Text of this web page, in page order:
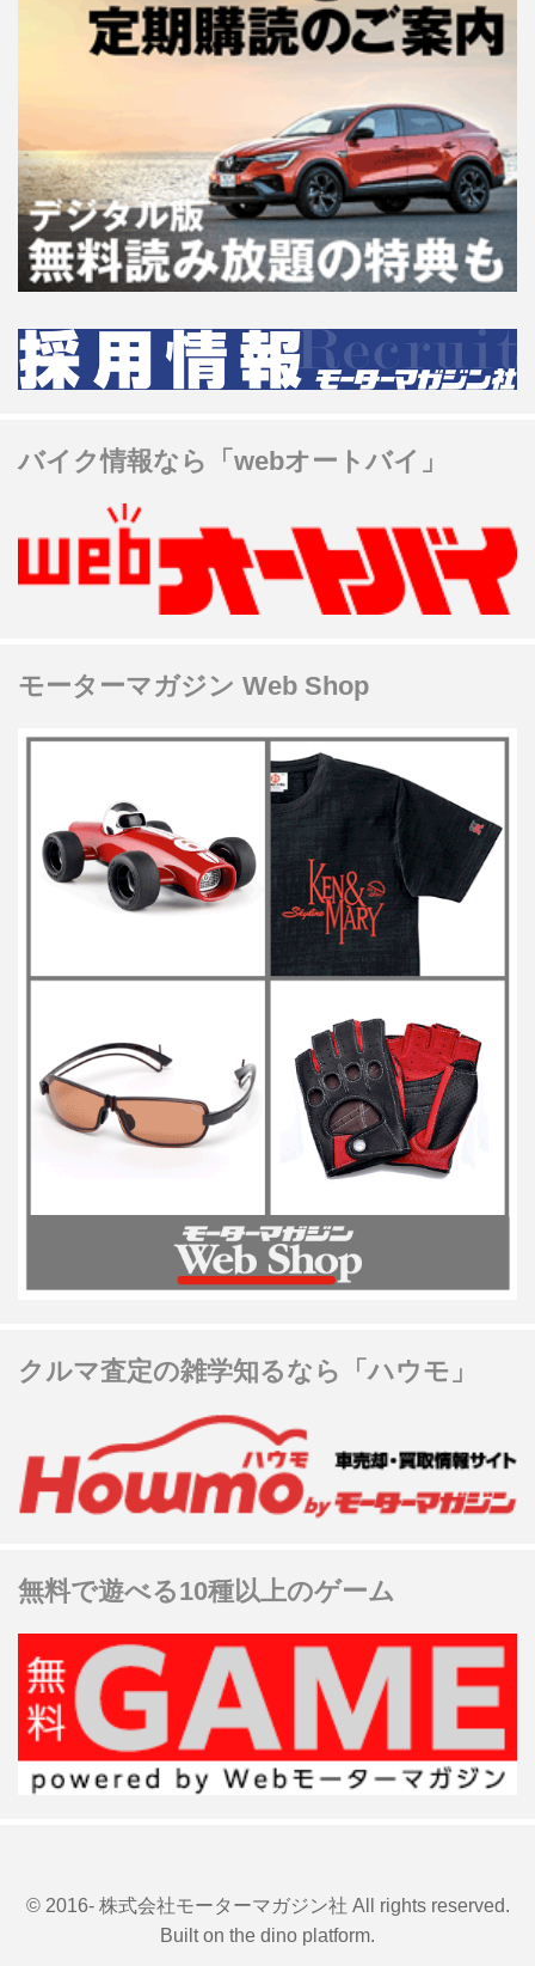
バイク情報なら「webオートバイ」
モーターマガジン Web Shop
クルマ査定の雑学知るなら「ハウモ」
無料で遊べる10種以上のゲーム
© 2016- 株式会社モーターマガジン社 All rights reserved.
Built on the dino platform.